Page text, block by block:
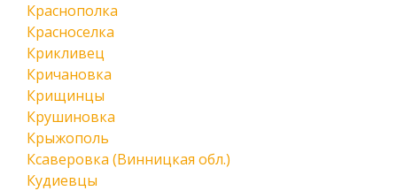
Краснополка
Красноселка
Крикливец
Кричановка
Крищинцы
Крушиновка
Крыжополь
Ксаверовка (Винницкая обл.)
Кудиевцы